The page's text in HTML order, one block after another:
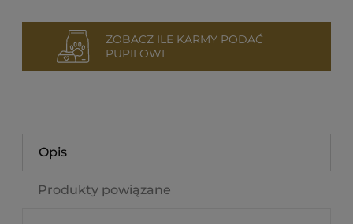
ZOBACZ ILE KARMY PODAĆ
PUPILOWI
Opis
Produkty powiązane